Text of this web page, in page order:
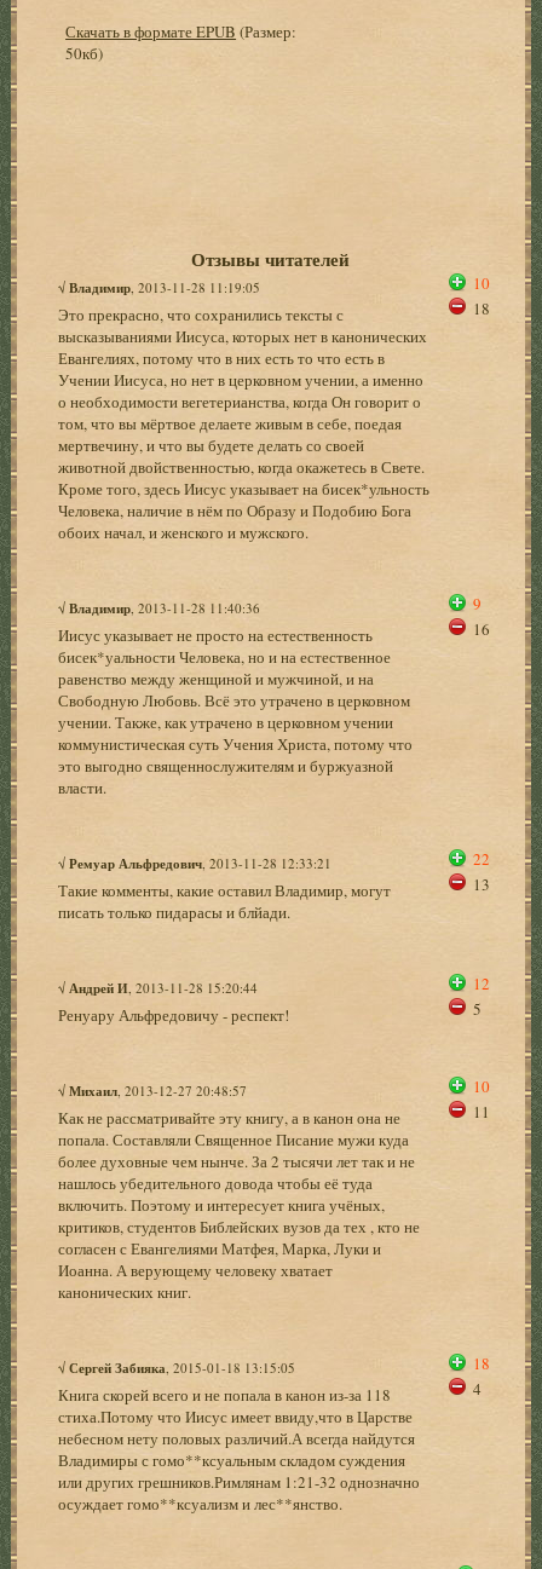
Скачать в формате EPUB (Размер:
50кб)
Отзывы читателей
√Владимир , 2013-11-28 11:19:05
Это прекрасно, что сохранились тексты с
высказываниями Иисуса, которых нет в канонических
Евангелиях, потому что в них есть то что есть в
Учении Иисуса, но нет в церковном учении, а именно
о необходимости вегетерианства, когда Он говорит о
том, что вы мёртвое делаете живым в себе, поедая
мертвечину, и что вы будете делать со своей
животной двойственностью, когда окажетесь в Свете.
Кроме того, здесь Иисус указывает на бисек*ульность
Человека, наличие в нём по Образу и Подобию Бога
обоих начал, и женского и мужского.
10
18
√Владимир , 2013-11-28 11:40:36
Иисус указывает не просто на естественность
бисек*уальности Человека, но и на естественное
равенство между женщиной и мужчиной, и на
Свободную Любовь. Всё это утрачено в церковном
учении. Также, как утрачено в церковном учении
коммунистическая суть Учения Христа, потому что
это выгодно священнослужителям и буржуазной
власти.
9
16
√Ремуар Альфредович , 2013-11-28 12:33:21
Такие комменты, какие оставил Владимир, могут
писать только пидарасы и блйади.
22
13
√ Андрей И , 2013-11-28 15:20:44
Ренуару Альфредовичу - респект!
12
5
√Михаил , 2013-12-27 20:48:57
Как не рассматривайте эту книгу, а в канон она не
попала. Составляли Священное Писание мужи куда
более духовные чем нынче. За 2 тысячи лет так и не
нашлось убедительного довода чтобы её туда
включить. Поэтому и интересует книга учёных,
критиков, студентов Библейских вузов да тех , кто не
согласен с Евангелиями Матфея, Марка, Луки и
Иоанна. А верующему человеку хватает
канонических книг.
10
11
√Сергей Забияка , 2015-01-18 13:15:05
Книга скорей всего и не попала в канон из-за 118
стиха.Потому что Иисус имеет ввиду,что в Царстве
небесном нету половых различий.А всегда найдутся
Владимиры с гомо**ксуальным складом суждения
или других грешников.Римлянам 1:21-32 однозначно
осуждает гомо**ксуализм и лес**янство.
18
4